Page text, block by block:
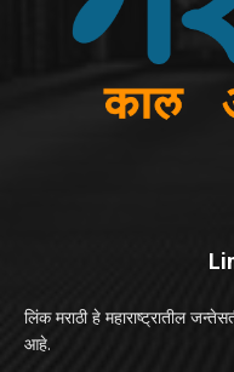
लिंक मराठी हे महाराष्ट्रातील
आहे.